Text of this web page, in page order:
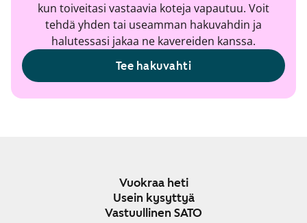
kun toiveitasi vastaavia koteja vapautuu. Voit
tehdä yhden tai useamman hakuvahdin ja
halutessasi jakaa ne kavereiden kanssa.
Tee hakuvahti
Vuokraa heti
Usein kysyttyä
Vastuullinen SATO